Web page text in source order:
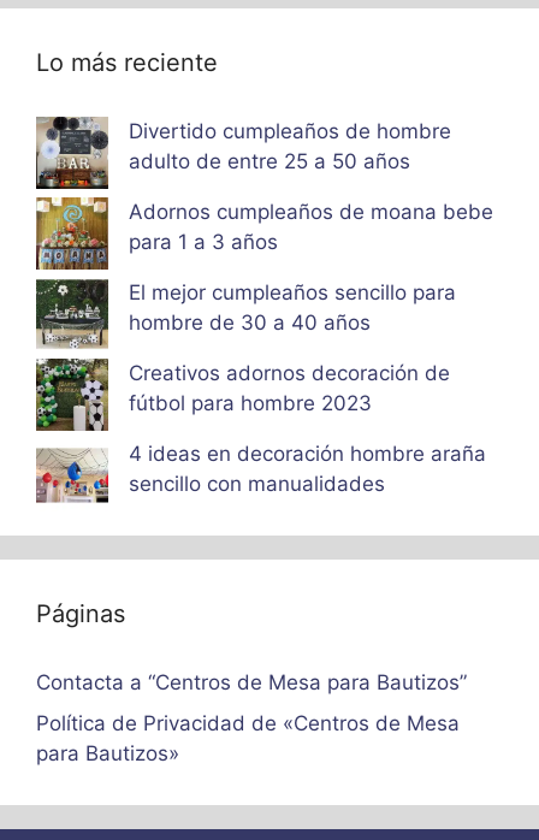
Lo más reciente
Divertido cumpleaños de hombre
adulto de entre 25 a 50 años
Adornos cumpleaños de moana bebe
para 1 a 3 años
El mejor cumpleaños sencillo para
hombre de 30 a 40 años
Creativos adornos decoración de
fútbol para hombre 2023
4 ideas en decoración hombre araña
sencillo con manualidades
Páginas
Contacta a “Centros de Mesa para Bautizos”
Política de Privacidad de «Centros de Mesa
para Bautizos»